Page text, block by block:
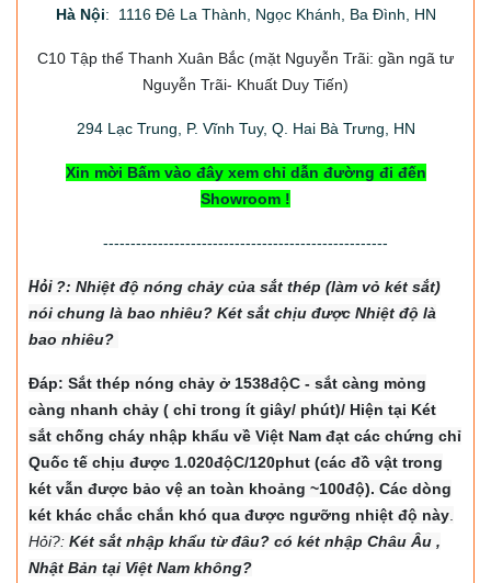
Hà Nội: 1116 Đê La Thành, Ngọc Khánh, Ba Đình, HN
C10 Tập thể Thanh Xuân Bắc (mặt Nguyễn Trãi: gần ngã tư
Nguyễn Trãi- Khuất Duy Tiến)
294Lạc Trung, P. Vĩnh Tuy, Q. Hai Bà Trưng, HN
Xin mời Bấm vào đây xem chỉ dẫn đường đi đến
Showroom !
----------------------------------------------------
Hỏi ?: Nhiệt độ nóng chảy của sắt thép (làm vỏ két sắt)
nói chung là bao nhiêu? Két sắt chịu được Nhiệt độ là
bao nhiêu?
Đáp: Sắt thép nóng chảy ở 1538độC - sắt càng mỏng
càng nhanh chảy ( chỉ trong ít giây/ phút)/ Hiện tại Két
sắt chống cháy nhập khẩu về Việt Nam đạt các chứng chỉ
Quốc tế chịu được 1.020độC/120phut (các đồ vật trong
két vẫn được bảo vệ an toàn khoảng ~100độ). Các dòng
két khác chắc chắn khó qua được ngưỡng nhiệt độ này
Hỏi?: Két sắt nhập khẩu từ đâu? có két nhập Châu Âu ,
Nhật Bản tại Việt Nam không?